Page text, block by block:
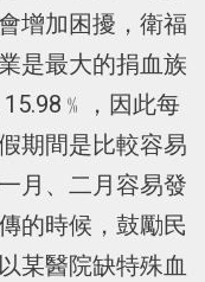
增加困擾，衛福
是最大的捐血族
，因此每
期間是比較容易
月、二月容易發
的時候，鼓勵民
某醫院缺特殊血